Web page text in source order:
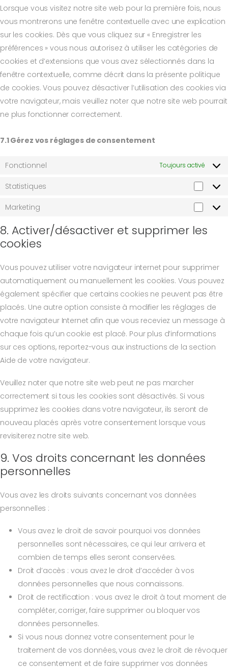
Lorsque vous visitez notre site web pour la première fois, nous
vous montrerons une fenêtre contextuelle avec une explication
sur les cookies. Dès que vous cliquez sur « Enregistrer les
préférences » vous nous autorisez à utiliser les catégories de
cookies et d’extensions que vous avez sélectionnés dans la
fenêtre contextuelle, comme décrit dans la présente politique
de cookies. Vous pouvez désactiver l’utilisation des cookies via
votre navigateur, mais veuillez noter que notre site web pourrait
ne plus fonctionner correctement.
7.1 Gérez vos réglages de consentement
Fonctionnel Toujours activé
Statistiques
Marketing
8. Activer/désactiver et supprimer les
cookies
Vous pouvez utiliser votre navigateur internet pour supprimer
automatiquement ou manuellement les cookies. Vous pouvez
également spécifier que certains cookies ne peuvent pas être
placés. Une autre option consiste à modifier les réglages de
votre navigateur Internet afin que vous receviez un message à
chaque fois qu’un cookie est placé. Pour plus d’informations
sur ces options, reportez-vous aux instructions de la section
Aide de votre navigateur.
Veuillez noter que notre site web peut ne pas marcher
correctement si tous les cookies sont désactivés. Si vous
supprimez les cookies dans votre navigateur, ils seront de
nouveau placés après votre consentement lorsque vous
revisiterez notre site web.
9. Vos droits concernant les données
personnelles
Vous avez les droits suivants concernant vos données
personnelles :
Vous avez le droit de savoir pourquoi vos données
personnelles sont nécessaires, ce qui leur arrivera et
combien de temps elles seront conservées.
Droit d’accès : vous avez le droit d’accéder à vos
données personnelles que nous connaissons.
Droit de rectification : vous avez le droit à tout moment de
compléter, corriger, faire supprimer ou bloquer vos
données personnelles.
Si vous nous donnez votre consentement pour le
traitement de vos données, vous avez le droit de révoquer
ce consentement et de faire supprimer vos données